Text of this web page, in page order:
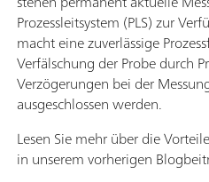
Prozessleitsystem (PLS) zur
macht eine zuverlässige
Verfälschung der Probe durch
Verzögerungen bei der
ausgeschlossen werden.
Lesen Sie mehr über die
in unserem vorherigen